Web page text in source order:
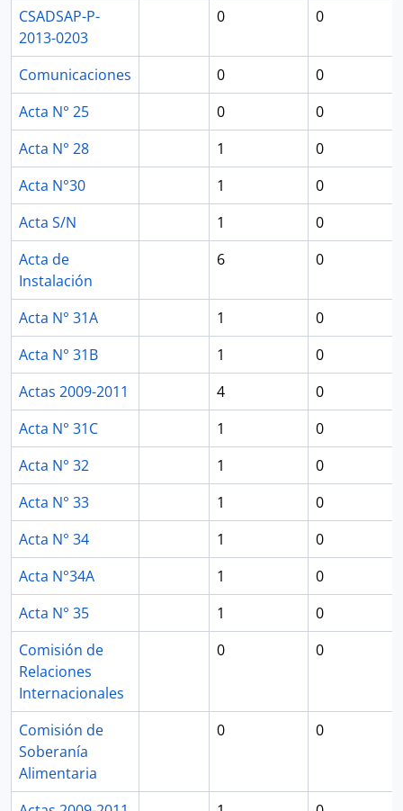
CSADSAP-P-
2013-0203
0 0
Comunicaciones 0
0
Acta N° 25
0
0
Acta N° 28
1
0
Acta N°30
1
0
Acta S/N
1
0
Acta de
Instalación
6 0
Acta N° 31A 1
0
Acta N° 31B
1
0
Actas 2009-2011
4
0
Acta N° 31C
1
0
Acta N° 32
1
0
Acta N° 33
1
0
Acta N° 34
1
0
Acta N°34A
1
0
Acta N° 35
1
0
Comisión de
Relaciones
Internacionales
0 0
Comisión de
Soberanía
Alimentaria
0 0